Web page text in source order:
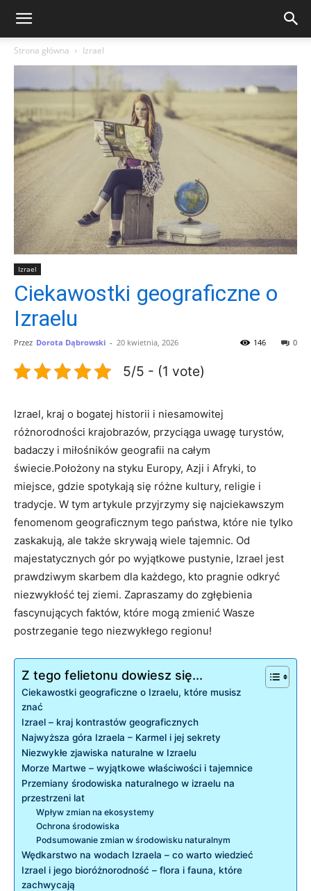
Strona główna Izrael
Izrael
Ciekawostki geograficzne o
Izraelu
Przez Dorota Dąbrowski - 20 kwietnia, 2026 0
146
5/5 - (1 vote)
Izrael, kraj o bogatej historii i niesamowitej
różnorodności krajobrazów, przyciąga uwagę turystów,
badaczy i miłośników geografii na całym
świecie.Położony na styku Europy, Azji i Afryki, to
miejsce, gdzie spotykają się różne kultury, religie i
tradycje. W tym artykule przyjrzymy się najciekawszym
fenomenom geograficznym tego państwa, które nie tylko
zaskakują, ale także skrywają wiele tajemnic. Od
majestatycznych gór po wyjątkowe pustynie, Izrael jest
prawdziwym skarbem dla każdego, kto pragnie odkryć
niezwykłość tej ziemi. Zapraszamy do zgłębienia
fascynujących faktów, które mogą zmienić Wasze
postrzeganie tego niezwykłego regionu!
Z tego felietonu dowiesz się...
Ciekawostki geograficzne o Izraelu, które musisz
znać
Izrael – kraj kontrastów geograficznych
Najwyższa góra Izraela – Karmel i jej sekrety
Niezwykłe zjawiska naturalne w Izraelu
Morze Martwe – wyjątkowe właściwości i tajemnice
Przemiany środowiska naturalnego w izraelu na
przestrzeni lat
Wpływ zmian na ekosystemy
Ochrona środowiska
Podsumowanie zmian w środowisku naturalnym
Wędkarstwo na wodach Izraela – co warto wiedzieć
Izrael i jego bioróżnorodność – flora i fauna, które
zachwycają